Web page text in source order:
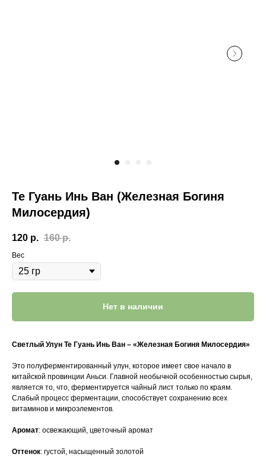
Те Гуань Инь Ван (Железная Богиня
Милосердия)
120 р. 160 р.
Вес
Нет в наличии
Светлый Улун Те Гуань Инь Ван – «Железная Богиня Милосердия»
Это полуферментированный улун, которое имеет свое начало в
китайской провинции Аньси. Главной необычной особенностью сырья,
является то, что, ферментируется чайный лист только по краям.
Слабый процесс ферментации, способствует сохранению всех
витаминов и микроэлементов.
Аромат: освежающий, цветочный аромат
Оттенок: густой, насыщенный золотой